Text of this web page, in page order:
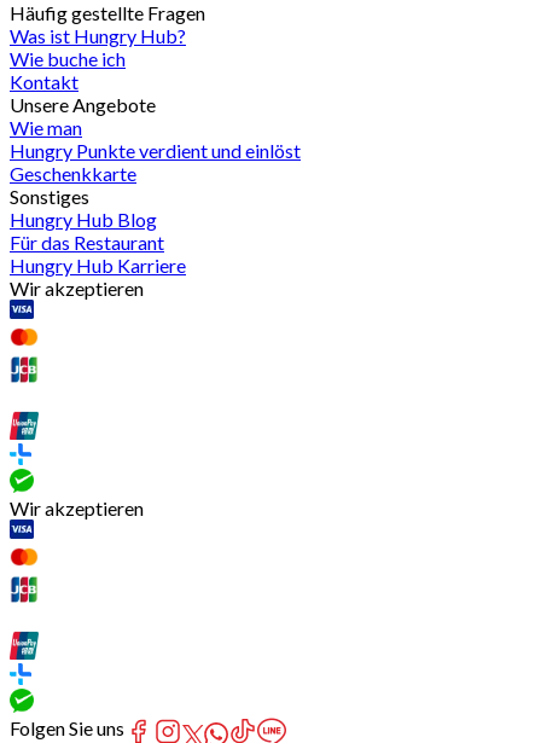
Häufig gestellte Fragen
Was ist Hungry Hub?
Wie buche ich
Kontakt
Unsere Angebote
Wie man
Hungry Punkte verdient und einlöst
Geschenkkarte
Sonstiges
Hungry Hub Blog
Für das Restaurant
Hungry Hub Karriere
Wir akzeptieren
Wir akzeptieren
Folgen Sie uns